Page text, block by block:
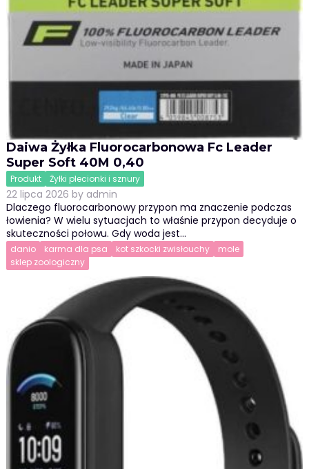
Daiwa Żyłka Fluorocarbonowa Fc Leader
Super Soft 40M 0,40
Produkt Żyłki plecionki i sznury
22 lipca 2026 by admin
Dlaczego fluorocarbonowy przypon ma znaczenie podczas
łowienia? W wielu sytuacjach to właśnie przypon decyduje o
skuteczności połowu. Gdy woda jest…
danio karma dla psa kot szkocki zwisłouchy
mole
sklep zoologiczny